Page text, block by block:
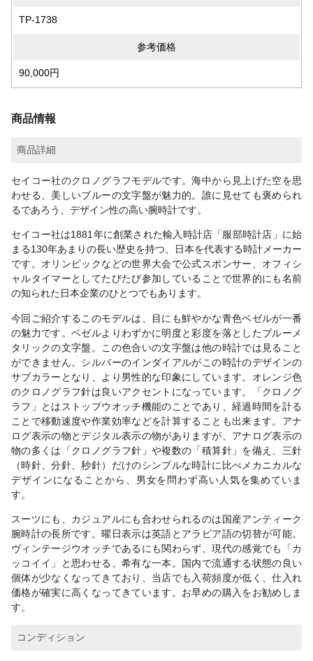
TP-1738
参考価格
90,000円
商品情報
商品詳細
セイコー社のクロノグラフモデルです。海中から見上げた空を思
わせる、美しいブルーの文字盤が魅力的。誰に見せても褒められ
るであろう、デザイン性の高い腕時計です。
セイコー社は1881年に創業された輸入時計店「服部時計店」に始
まる130年あまりの長い歴史を持つ、日本を代表する時計メーカー
です。オリンピックなどの世界大会で公式スポンサー、オフィシ
ャルタイマーとしてたびたび参加していることで世界的にも名前
の知られた日本企業のひとつでもあります。
今回ご紹介するこのモデルは、目にも鮮やかな青色ベゼルが一番
の魅力です。ベゼルよりわずかに明度と彩度を落としたブルーメ
タリックの文字盤。この色合いの文字盤は他の時計では見ること
ができません。シルバーのインダイアルがこの時計のデザインの
サブカラーとなり、より男性的な印象にしています。オレンジ色
のクロノグラフ針は良いアクセントになっています。「クロノグ
ラフ」とはストップウオッチ機能のことであり、経過時間を計る
ことで移動速度や作業効率などを計算することも出来ます。アナ
ログ表示の物とデジタル表示の物がありますが、アナログ表示の
物の多くは「クロノグラフ針」や複数の「積算針」を備え、三針
（時針、分針、秒針）だけのシンプルな時計に比べメカニカルな
デザインになることから、男女を問わず高い人気を集めていま
す。
スーツにも、カジュアルにも合わせられるのは国産アンティーク
腕時計の長所です。曜日表示は英語とアラビア語の切替が可能。
ヴィンテージウオッチであるにも関わらず、現代の感覚でも「カ
ッコイイ」と思わせる、希有な一本。国内で流通する状態の良い
個体が少なくなってきており、当店でも入荷頻度が低く、仕入れ
価格が確実に高くなってきています。お早めの購入をお勧めしま
す。
コンディション